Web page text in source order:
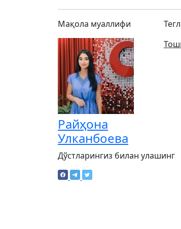
Мақола муаллифи
Райҳона
Улканбоева
Дўстларингиз билан улашинг